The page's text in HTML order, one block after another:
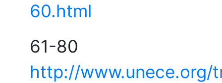
60.html
http://www.unece.org/